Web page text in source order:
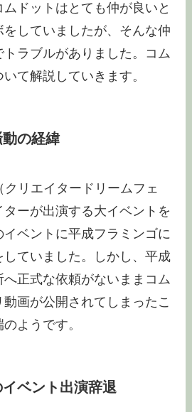
ドットはとても仲が良いと
していましたが、そんな仲
トラブルがありました。コム
て解説していきます。
の経緯
リエイタードリームフェ
ーが出演する大イベントを
ベントに平成フラミンゴに
していました。しかし、平成
正式な依頼がないままコム
動画が公開されてしまったこ
ようです。
ベント出演辞退